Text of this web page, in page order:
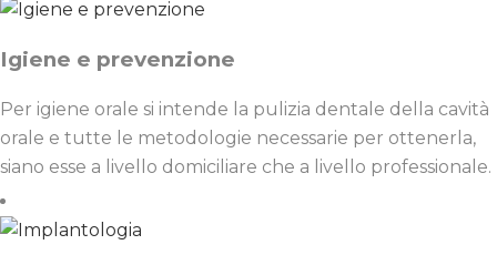
Igiene e prevenzione
Per igiene orale si intende la pulizia dentale della cavità
orale e tutte le metodologie necessarie per ottenerla,
siano esse a livello domiciliare che a livello professionale.